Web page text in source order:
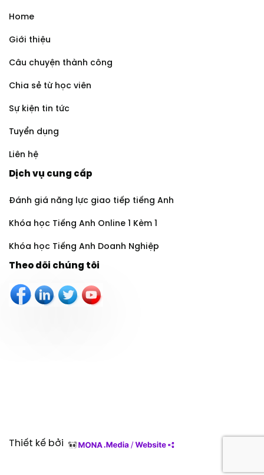
Home
Giới thiệu
Câu chuyện thành công
Chia sẻ từ học viên
Sự kiện tin tức
Tuyển dụng
Liên hệ
Dịch vụ cung cấp
Đánh giá năng lực giao tiếp tiếng Anh
Khóa học Tiếng Anh Online 1 Kèm 1
Khóa học Tiếng Anh Doanh Nghiệp
Theo dõi chúng tôi
Thiết kế bởi